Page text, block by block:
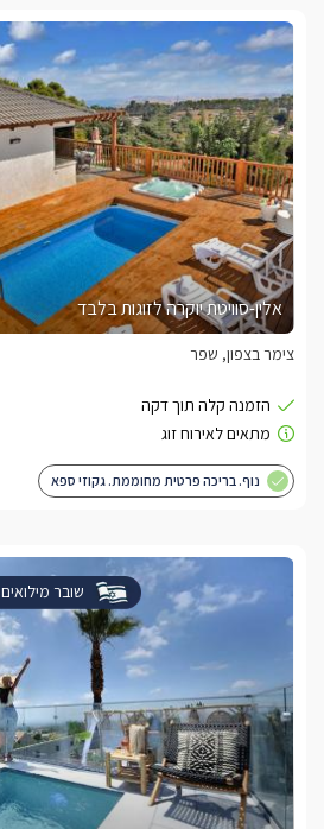
אלין-סוויטת יוקרה לזוגות בלבד
צימר בצפון, שפר
נוף. בריכה פרטית מחוממת. גקוזי ספא
שובר מילואים